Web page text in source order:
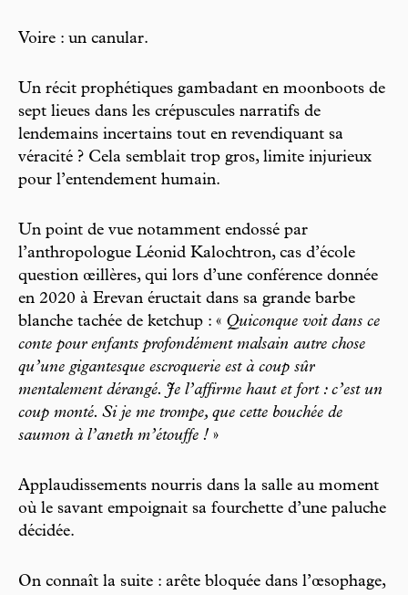
Voire : un canular.
Un récit prophétiques gambadant en moonboots de
sept lieues dans les crépuscules narratifs de
lendemains incertains tout en revendiquant sa
véracité ? Cela semblait trop gros, limite injurieux
pour l’entendement humain.
Un point de vue notamment endossé par
l’anthropologue Léonid Kalochtron, cas d’école
question œillères, qui lors d’une conférence donnée
en 2020 à Erevan éructait dans sa grande barbe
blanche tachée de ketchup : « Quiconque voit dans ce
conte pour enfants profondément malsain autre chose
qu’une gigantesque escroquerie est à coup sûr
mentalement dérangé. Je l’affirme haut et fort : c’est un
coup monté. Si je me trompe, que cette bouchée de
saumon à l’aneth m’étouffe ! »
Applaudissements nourris dans la salle au moment
où le savant empoignait sa fourchette d’une paluche
décidée.
On connaît la suite : arête bloquée dans l’œsophage,